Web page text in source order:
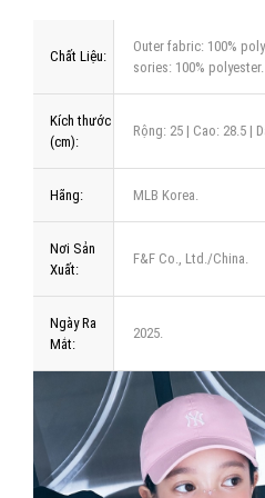
Chất Liệu:
Outer fabric: 100%
sories: 100% polyester.
Kích thước
(cm):
Rộng: 25 | Cao: 28.5 |
Hãng: MLB Korea.
Nơi Sản
Xuất:
F&F Co., Ltd./China.
Ngày Ra
Mắt:
2025.